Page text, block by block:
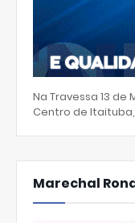
Na Travessa 13 de
Centro de
Marechal